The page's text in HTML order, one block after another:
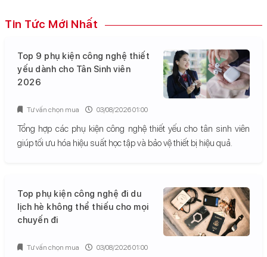
Tin Tức Mới Nhất
Top 9 phụ kiện công nghệ thiết
yếu dành cho Tân Sinh viên
2026
Tổng hợp các phụ kiện công nghệ thiết yếu cho tân sinh viên
giúp tối ưu hóa hiệu suất học tập và bảo vệ thiết bị hiệu quả.
Tư vấn chọn mua 03/08/2026 01:00
Top phụ kiện công nghệ đi du
lịch hè không thể thiếu cho mọi
chuyến đi
Tư vấn chọn mua 03/08/2026 01:00